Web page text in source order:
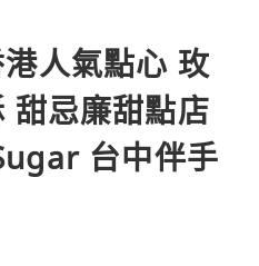
港人氣點心 玫
甜忌廉甜點店
台中伴手